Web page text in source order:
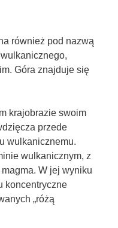
również pod nazwą
Góra znajduje się
krajobrazie swoim
przede
wulkanicznemu.
wulkanicznym, z
W jej wyniku
koncentryczne
„różą